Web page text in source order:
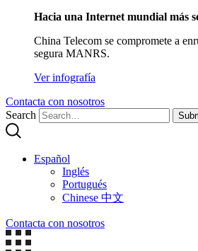
Hacia una Internet mundial más
China Telecom se compromete a
segura MANRS.
Ver infografía
Contacta con nosotros
Search
Español
Inglés
Portugués
Chinese 中文
Contacta con nosotros